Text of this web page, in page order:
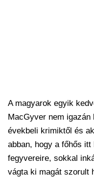
A magyarok egyik
MacGyver nem
évekbeli krimiktől és
abban, hogy a főhős
fegyvereire, sokkal
vágta ki magát szorult